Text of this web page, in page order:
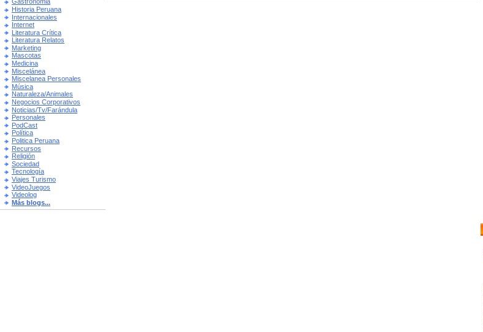
Historia Peruana
Internacionales
Internet
Literatura Crítica
Literatura Relatos
Marketing
Mascotas
Medicina
Miscelánea
Miscelanea Personales
Música
Naturaleza/Animales
Negocios Corporativos
Noticias/Tv/Farándula
Personales
PodCast
Política
Politica Peruana
Recursos
Religión
Sociedad
Tecnología
Viajes Turismo
VideoJuegos
Videolog
Más blogs...